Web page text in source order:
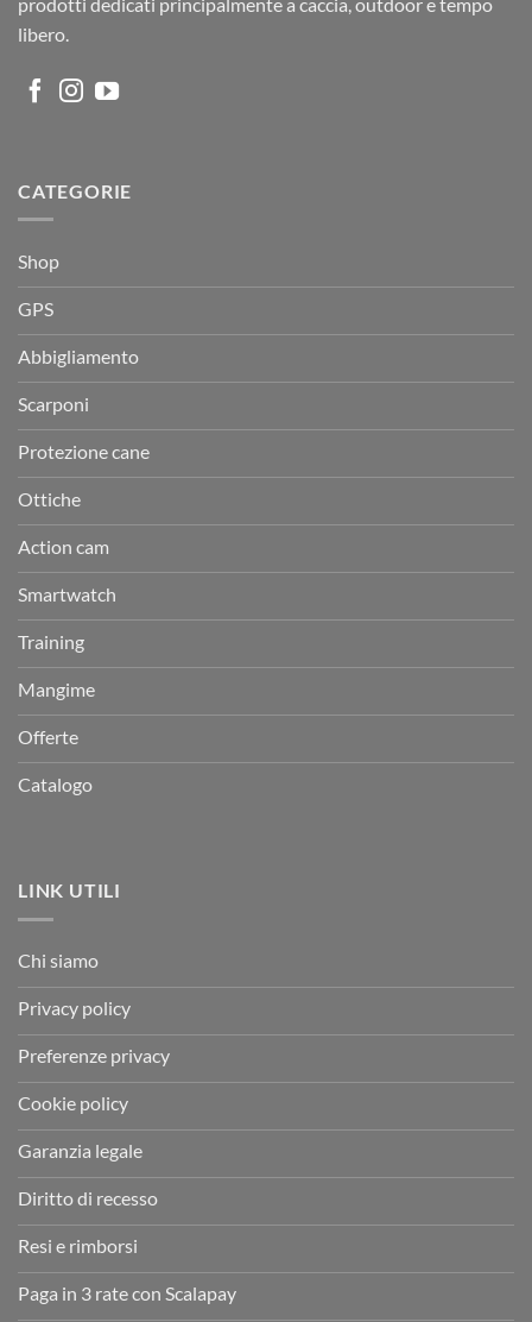
libero.
CATEGORIE
Shop
GPS
Abbigliamento
Scarponi
Protezione cane
Ottiche
Action cam
Smartwatch
Training
Mangime
Offerte
Catalogo
LINK UTILI
Chi siamo
Privacy policy
Preferenze privacy
Cookie policy
Garanzia legale
Diritto di recesso
Resi e rimborsi
Paga in 3 rate con Scalapay